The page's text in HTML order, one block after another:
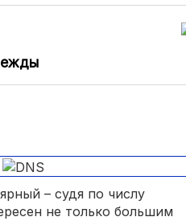
– судя по числу
не только большим